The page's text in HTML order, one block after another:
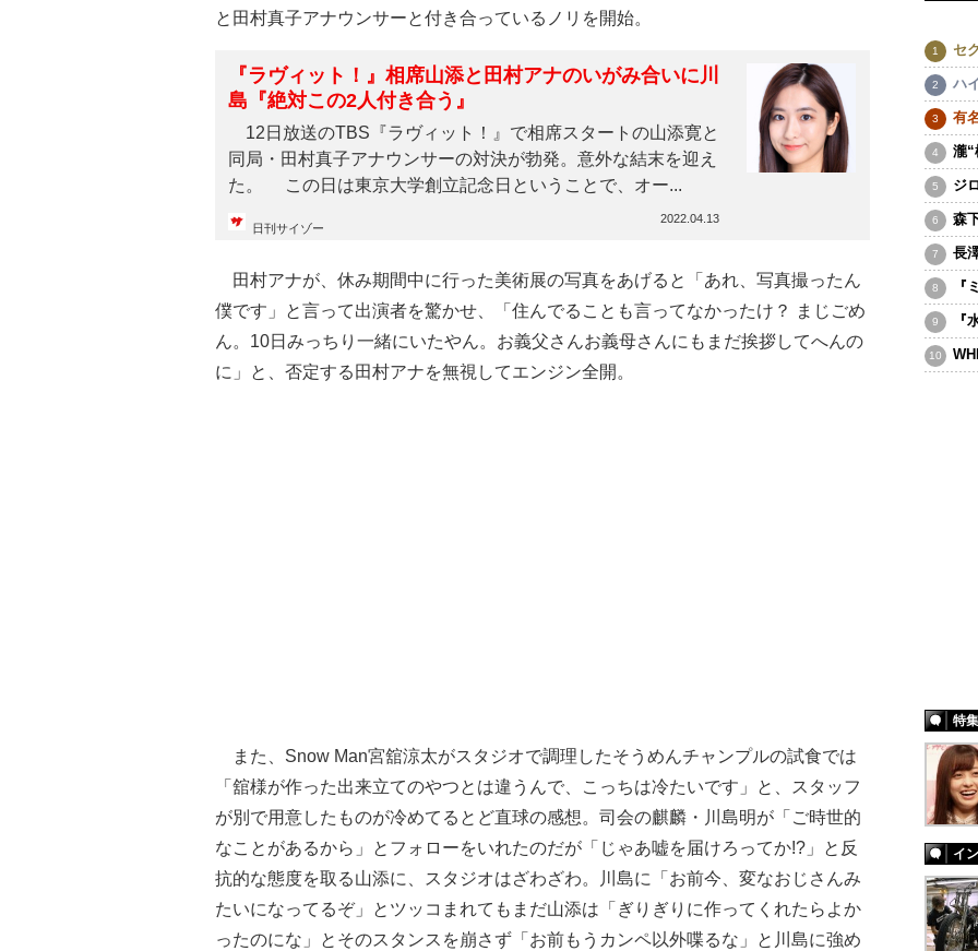
と田村真子アナウンサーと付き合っているノリを開始。
『ラヴィット！』相席山添と田村アナのいがみ合いに川
島『絶対この2人付き合う』
12日放送のTBS『ラヴィット！』で相席スタートの山添寛と
同局・田村真子アナウンサーの対決が勃発。意外な結末を迎え
た。 この日は東京大学創立記念日ということで、オー...
日刊サイゾー
2022.04.13
田村アナが、休み期間中に行った美術展の写真をあげると「あれ、写真撮ったん
僕です」と言って出演者を驚かせ、「住んでることも言ってなかったけ？ まじごめ
ん。10日みっちり一緒にいたやん。お義父さんお義母さんにもまだ挨拶してへんの
に」と、否定する田村アナを無視してエンジン全開。
また、Snow Man宮舘涼太がスタジオで調理したそうめんチャンプルの試食では
「舘様が作った出来立てのやつとは違うんで、こっちは冷たいです」と、スタッフ
が別で用意したものが冷めてるとど直球の感想。司会の麒麟・川島明が「ご時世的
なことがあるから」とフォローをいれたのだが「じゃあ嘘を届けろってか!?」と反
抗的な態度を取る山添に、スタジオはざわざわ。川島に「お前今、変なおじさんみ
たいになってるぞ」とツッコまれてもまだ山添は「ぎりぎりに作ってくれたらよか
ったのにな」とそのスタンスを崩さず「お前もうカンペ以外喋るな」と川島に強め
セ
ハ
有
瀧“
ジ
森
長
『
『
特集
イ